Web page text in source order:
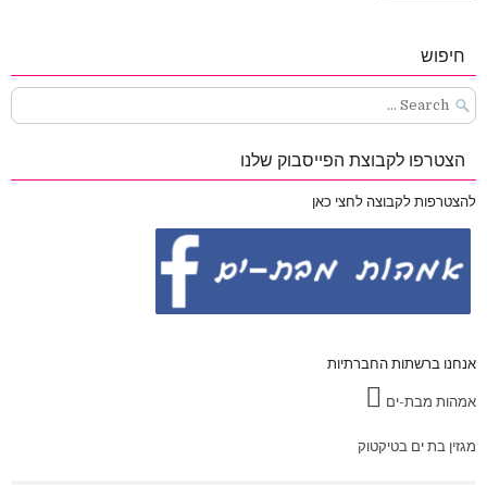
חיפוש
Search
for:
הצטרפו לקבוצת הפייסבוק שלנו
להצטרפות לקבוצה לחצי כאן
אנחנו ברשתות החברתיות
אמהות מבת-ים
מגזין בת ים בטיקטוק